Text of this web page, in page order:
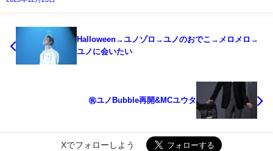
Halloween→ユノゾロ→ユノのおでこ→メロメロ→
ユノに会いたい
㊗ユノBubble再開&MCユウタ
Xでフォローしよう